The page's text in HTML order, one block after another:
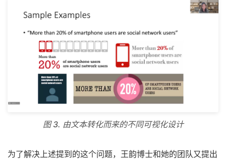
图 3. 由文本转化而来的不同可视化设计
为了解决上述提到的这个问题，王韵博士和她的团队又提出